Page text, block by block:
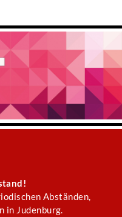
Abständen,
in Judenburg.